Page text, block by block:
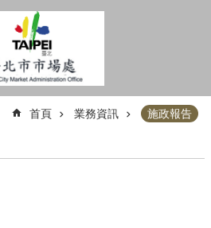
首頁 業務資訊 施政報告